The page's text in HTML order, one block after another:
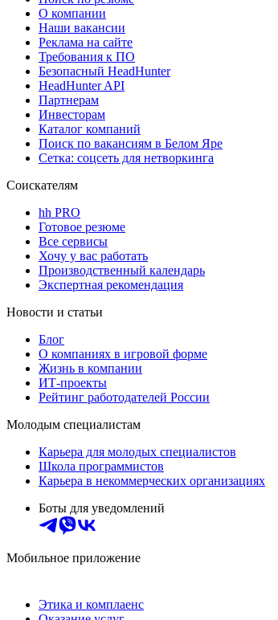
О компании
Наши вакансии
Реклама на сайте
Требования к ПО
Безопасный HeadHunter
HeadHunter API
Партнерам
Инвесторам
Каталог компаний
Поиск по вакансиям в Белом Яре
Сетка: соцсеть для нетворкинга
Соискателям
hh PRO
Готовое резюме
Все сервисы
Хочу у вас работать
Производственный календарь
Экспертная рекомендация
Новости и статьи
Блог
О компаниях в игровой форме
Жизнь в компании
ИТ-проекты
Рейтинг работодателей России
Молодым специалистам
Карьера для молодых специалистов
Школа программистов
Карьера в некоммерческих организациях
Боты для уведомлений
Мобильное приложение
Этика и комплаенс